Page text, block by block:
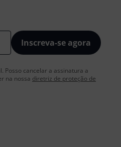
Inscreva-se agora
Posso cancelar a assinatura a
na nossa diretriz de proteção de